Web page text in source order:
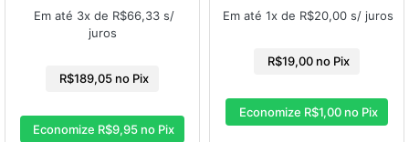
Em até 3x de R$66,33s/
juros
R$189,05 no Pix
Economize R$9,95 no Pix
Em até 1x de R$20,00 s/ juros
R$19,00 no Pix
Economize R$1,00no Pix